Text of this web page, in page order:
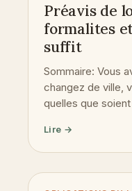
Préavis de
formalites
suffit
Sommaire: Vous
changez de ville,
quelles que soient
Lire →